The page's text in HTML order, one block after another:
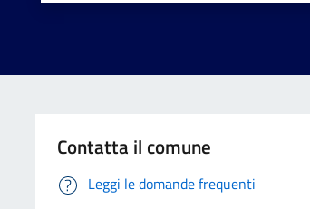
Contatta il comune
Leggi le domande frequenti